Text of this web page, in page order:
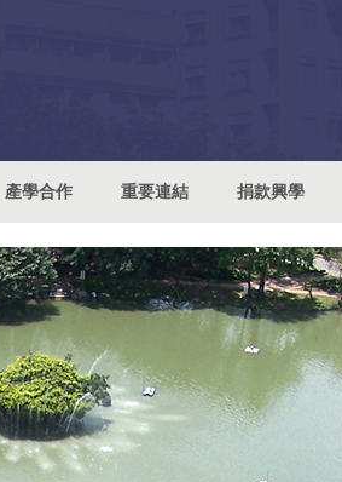
產學合作 重要連結 捐款興學